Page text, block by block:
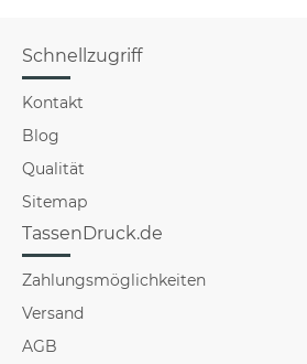
Schnellzugriff
Kontakt
Blog
Qualität
Sitemap
TassenDruck.de
Zahlungsmöglichkeiten
Versand
AGB